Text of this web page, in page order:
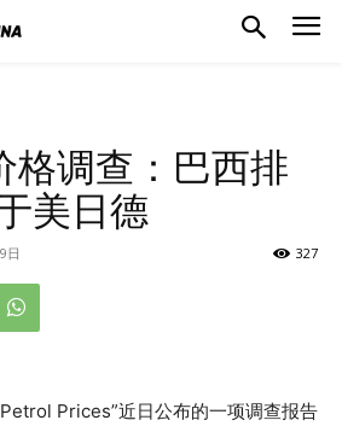
格调查：巴西排
美日德
日 327
Prices”近日公布的一项调查报告